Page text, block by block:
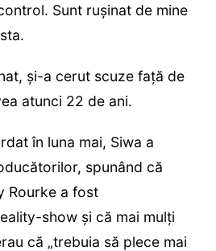
Sunt rușinat de mine
și-a cerut scuze față de
atunci 22 de ani.
în luna mai, Siwa a
spunând că
Rourke a fost
show și că mai mulți
că „trebuia să plece mai